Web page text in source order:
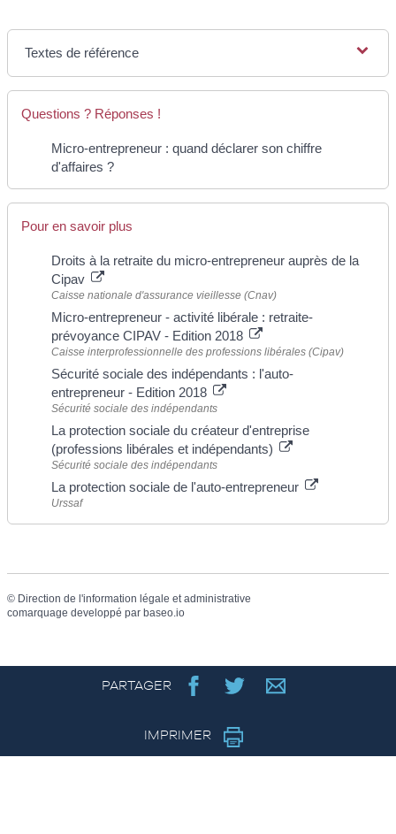
Textes de référence
Questions ? Réponses !
Micro-entrepreneur : quand déclarer son chiffre
d'affaires ?
Pour en savoir plus
Droits à la retraite du micro-entrepreneur auprès de la
Cipav
Caisse nationale d'assurance vieillesse (Cnav)
Micro-entrepreneur - activité libérale : retraite-
prévoyance CIPAV - Edition 2018
Caisse interprofessionnelle des professions libérales (Cipav)
Sécurité sociale des indépendants : l'auto-
entrepreneur - Edition 2018
Sécurité sociale des indépendants
La protection sociale du créateur d'entreprise
(professions libérales et indépendants)
Sécurité sociale des indépendants
La protection sociale de l'auto-entrepreneur
Urssaf
© Direction de l'information légale et administrative
comarquage developpé par baseo.io
PARTAGER
IMPRIMER